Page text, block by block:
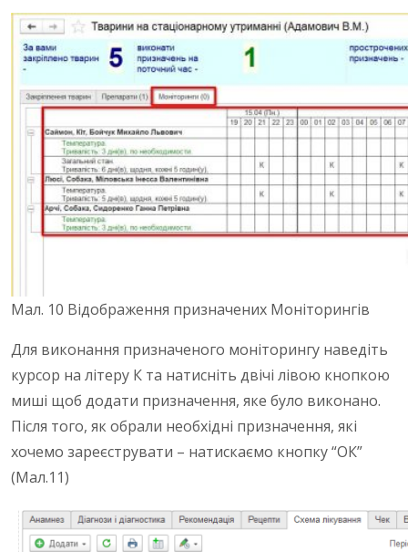
Мал. 10 Відображення призначених Моніторингів
Для виконання призначеного моніторингу наведіть
курсор на літеру К та натисніть двічі лівою кнопкою
миші щоб додати призначення, яке було виконано.
Після того, як обрали необхідні призначення, які
хочемо зареєструвати – натискаємо кнопку “ОК”
(Мал.11)